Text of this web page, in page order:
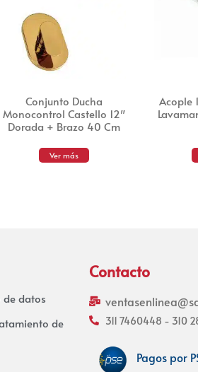
Conjunto Ducha
Monocontrol Castello 12″
Dorada + Brazo 40 Cm
Ver más
Acople
datos
de
Contacto
311 7460448 - 310
Pagos por